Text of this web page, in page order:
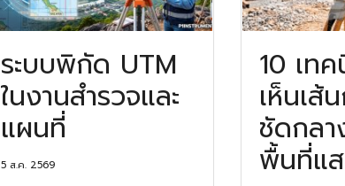
ระบบพิกัด UTM
ในงานสำรวจและ
แผนที่
5 ส.ค. 2569
10 เท
เห็นเส้
ชัดกลา
พื้นที่แ